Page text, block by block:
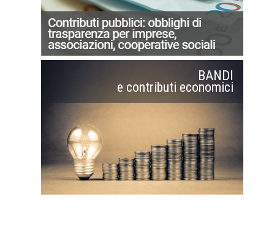
BANDI
e contributi economici